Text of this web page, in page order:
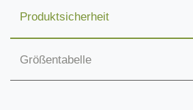
Produktsicherheit
Größentabelle